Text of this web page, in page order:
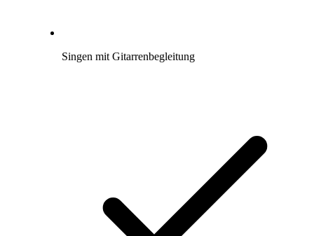
Singen mit Gitarrenbegleitung